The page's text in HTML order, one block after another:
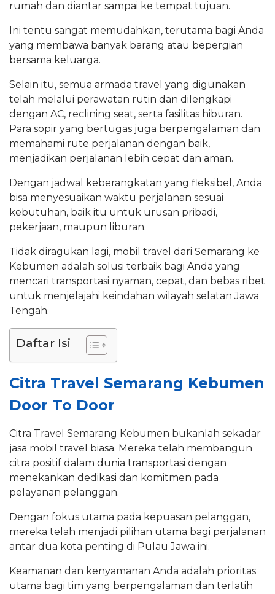
rumah dan diantar sampai ke tempat tujuan.
Ini tentu sangat memudahkan, terutama bagi Anda
yang membawa banyak barang atau bepergian
bersama keluarga.
Selain itu, semua armada travel yang digunakan
telah melalui perawatan rutin dan dilengkapi
dengan AC, reclining seat, serta fasilitas hiburan.
Para sopir yang bertugas juga berpengalaman dan
memahami rute perjalanan dengan baik,
menjadikan perjalanan lebih cepat dan aman.
Dengan jadwal keberangkatan yang fleksibel, Anda
bisa menyesuaikan waktu perjalanan sesuai
kebutuhan, baik itu untuk urusan pribadi,
pekerjaan, maupun liburan.
Tidak diragukan lagi, mobil travel dari Semarang ke
Kebumen adalah solusi terbaik bagi Anda yang
mencari transportasi nyaman, cepat, dan bebas ribet
untuk menjelajahi keindahan wilayah selatan Jawa
Tengah.
Daftar Isi
Citra Travel Semarang Kebumen
Door To Door
Citra Travel Semarang Kebumen bukanlah sekadar
jasa mobil travel biasa. Mereka telah membangun
citra positif dalam dunia transportasi dengan
menekankan dedikasi dan komitmen pada
pelayanan pelanggan.
Dengan fokus utama pada kepuasan pelanggan,
mereka telah menjadi pilihan utama bagi perjalanan
antar dua kota penting di Pulau Jawa ini.
Keamanan dan kenyamanan Anda adalah prioritas
utama bagi tim yang berpengalaman dan terlatih